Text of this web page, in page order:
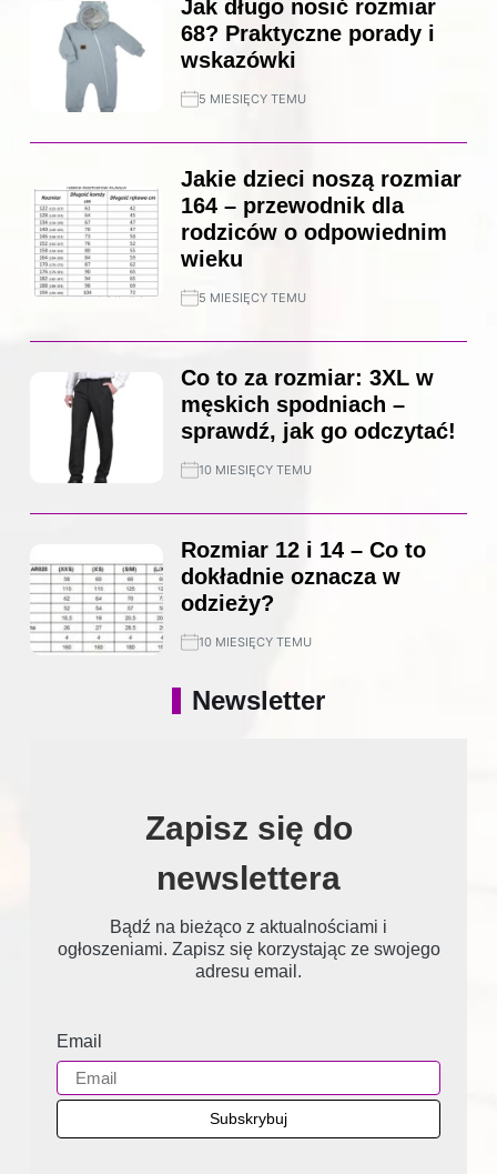
Jak długo nosić rozmiar
68? Praktyczne porady i
wskazówki
5 MIESIĘCY TEMU
Jakie dzieci noszą rozmiar
164 – przewodnik dla
rodziców o odpowiednim
wieku
5 MIESIĘCY TEMU
Co to za rozmiar: 3XL w
męskich spodniach –
sprawdź, jak go odczytać!
10 MIESIĘCY TEMU
Rozmiar 12 i 14 – Co to
dokładnie oznacza w
odzieży?
10 MIESIĘCY TEMU
Newsletter
Zapisz się do
newslettera
Bądź na bieżąco z aktualnościami i
ogłoszeniami. Zapisz się korzystając ze swojego
adresu email.
Email